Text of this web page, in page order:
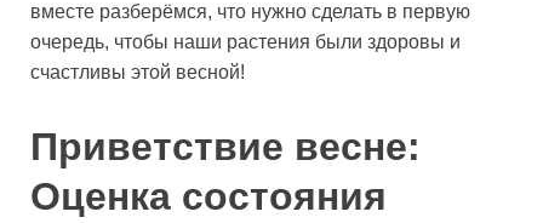
вместе разберёмся, что нужно сделать в первую
очередь, чтобы наши растения были здоровы и
счастливы этой весной!
Приветствие весне:
Оценка состояния